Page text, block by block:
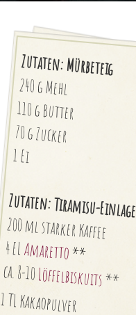
Zutaten: Mürbeteig
240 g Mehl
110 g Butter
70 g Zucker
1 Ei
Zutaten: Tiramisu-Einlage
200 ml starker Kaffee
4 ELAmaretto**
ca. 8-10Löffelbiskuits**
1 TL Kakaopulver